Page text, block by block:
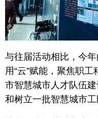
与往届活动相比，今
用“云”赋能，聚焦职
市智慧城市人才队伍
和树立一批智慧城市工